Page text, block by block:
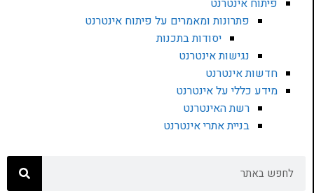
פתרונות ומאמרים על פיתוח אינטרנט
יסודות בתכנות
נגישות אינטרנט
חדשות אינטרנט
מידע כללי על אינטרנט
רשת האינטרנט
בניית אתרי אינטרנט